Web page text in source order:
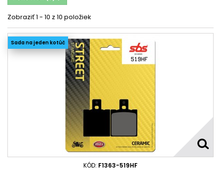
Zobraziť 1 - 10 z 10 položiek
Sada na jeden kotúč
KÓD: F1363-519HF